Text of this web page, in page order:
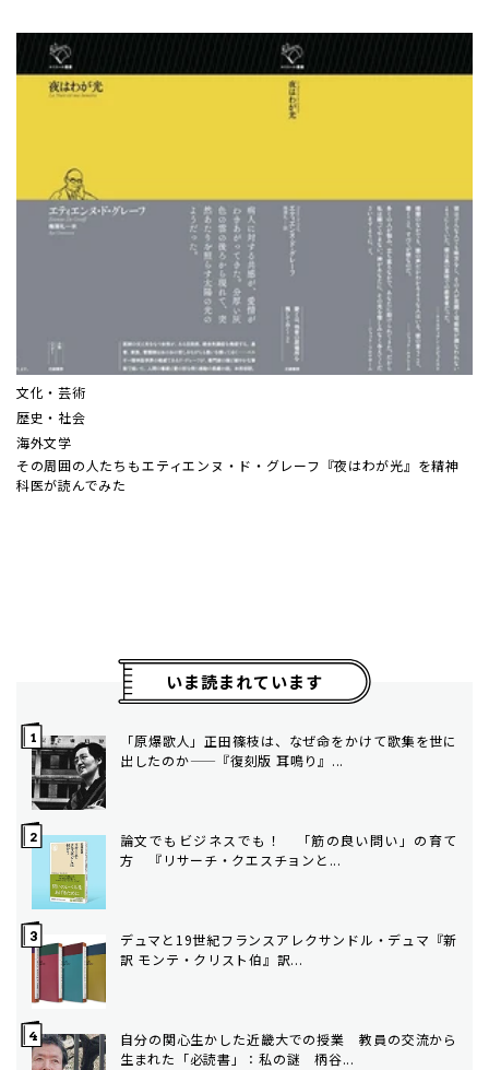
文化・芸術
歴史・社会
海外文学
その周囲の人たちも――エティエンヌ・ド・グレーフ『夜はわが光』を精神
科医が読んでみた
いま読まれています
「原爆歌人」正田篠枝は、なぜ命をかけて歌集を世に
出したのか——『復刻版 耳鳴り』...
論文でもビジネスでも！ 「筋の良い問い」の育て
方 ――『リサーチ・クエスチョンと...
デュマと19世紀フランス――アレクサンドル・デュマ『新
訳 モンテ・クリスト伯』訳...
自分の関心生かした近畿大での授業 教員の交流から
生まれた「必読書」：私の謎 柄谷...